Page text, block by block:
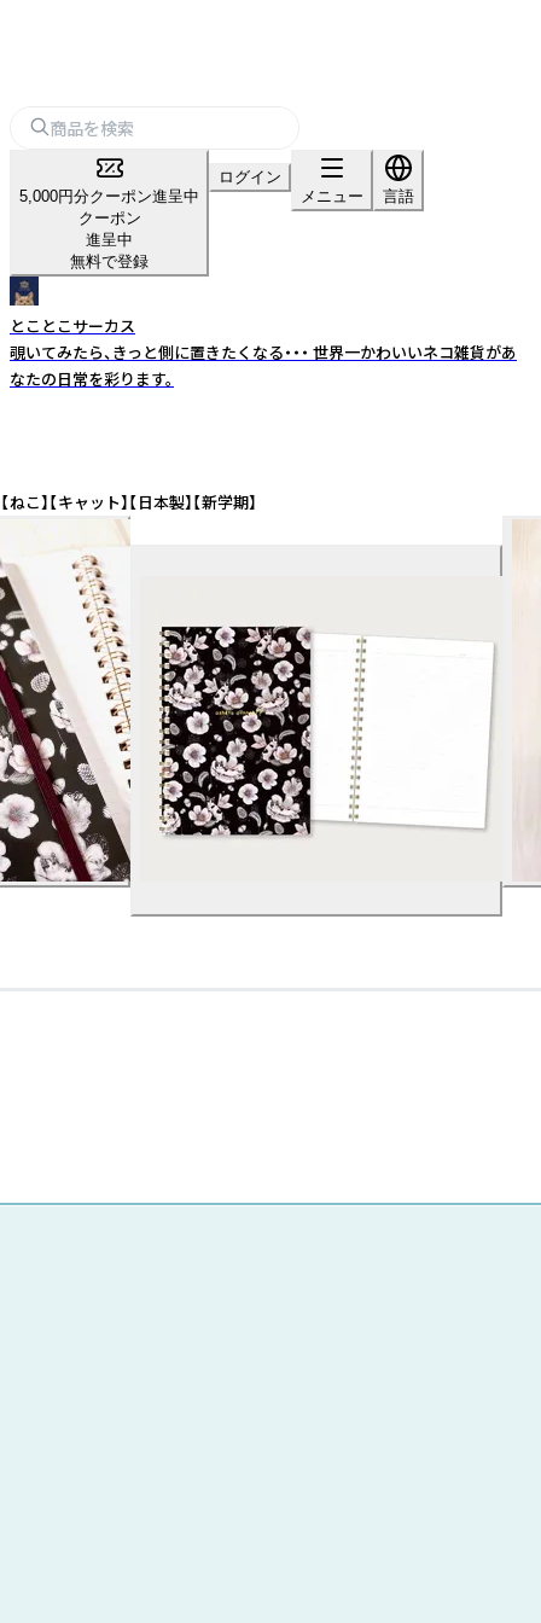
5,000円分クーポン進呈中
クーポン
進呈中
無料で登録
ログイン
メニュー
言語
とことこサーカス
覗いてみたら、きっと側に置きたくなる・・・ 世界一かわいいネコ雑貨があ
なたの日常を彩ります。
【キャット】【日本製】【新学期】